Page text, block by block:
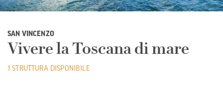
SAN VINCENZO
Vivere la Toscana di mare
1 STRUTTURA DISPONIBILE